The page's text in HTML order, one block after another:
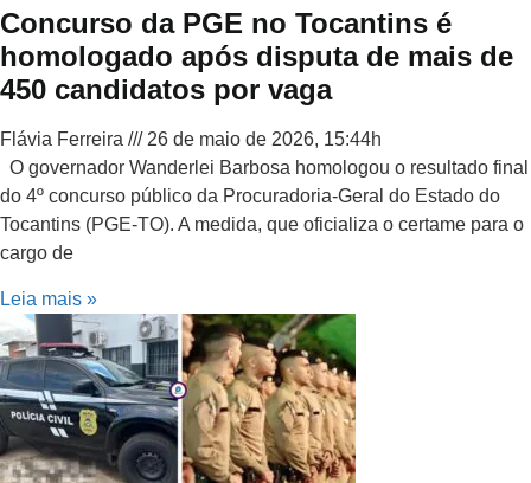
Concurso da PGE no Tocantins é
homologado após disputa de mais de
450 candidatos por vaga
Flávia Ferreira
26 de maio de 2026, 15:44h
O governador Wanderlei Barbosa homologou o resultado final
do 4º concurso público da Procuradoria-Geral do Estado do
Tocantins (PGE-TO). A medida, que oficializa o certame para o
cargo de
Leia mais »